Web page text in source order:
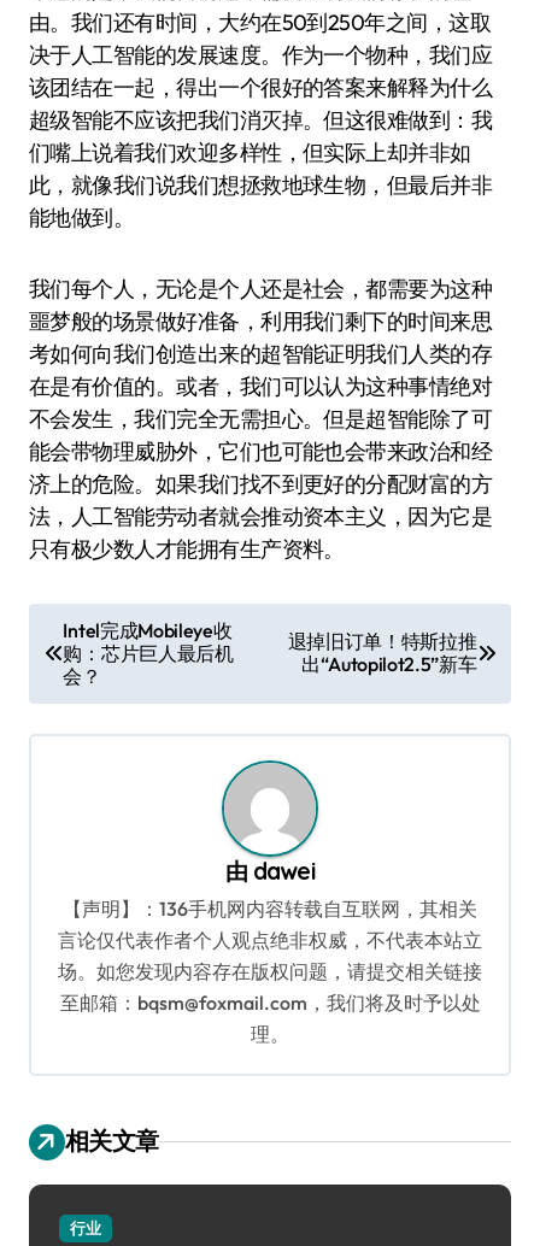
由。我们还有时间，大约在50到250年之间，这取
决于人工智能的发展速度。作为一个物种，我们应
该团结在一起，得出一个很好的答案来解释为什么
超级智能不应该把我们消灭掉。但这很难做到：我
们嘴上说着我们欢迎多样性，但实际上却并非如
此，就像我们说我们想拯救地球生物，但最后并非
能地做到。
我们每个人，无论是个人还是社会，都需要为这种
噩梦般的场景做好准备，利用我们剩下的时间来思
考如何向我们创造出来的超智能证明我们人类的存
在是有价值的。或者，我们可以认为这种事情绝对
不会发生，我们完全无需担心。但是超智能除了可
能会带物理威胁外，它们也可能也会带来政治和经
济上的危险。如果我们找不到更好的分配财富的方
法，人工智能劳动者就会推动资本主义，因为它是
只有极少数人才能拥有生产资料。
章
导
航
Intel完成Mobileye收
购：芯片巨人最后机
会？
退掉旧订单！特斯拉推
出“Autopilot2.5”新车
由 dawei
【声明】：136手机网内容转载自互联网，其相关
言论仅代表作者个人观点绝非权威，不代表本站立
场。如您发现内容存在版权问题，请提交相关链接
至邮箱：bqsm@foxmail.com，我们将及时予以处
理。
相关文章
行业